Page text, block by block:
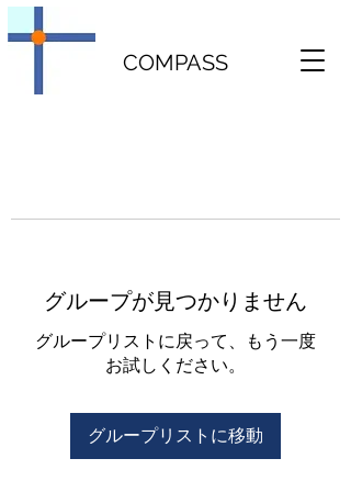
COMPASS
グループが見つかりません
グループリストに戻って、もう一度
お試しください。
グループリストに移動